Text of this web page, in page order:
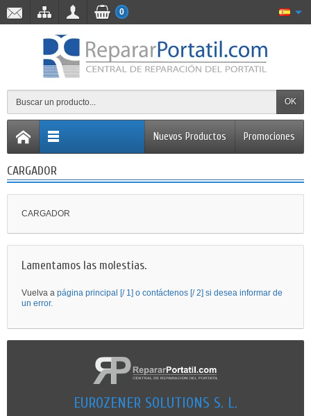
OK
0
Promociones
Nuevos Productos
CARGADOR
CARGADOR
Lamentamos las molestias.
Vuelva a página principal [/ 1] o contáctenos [/ 2] si desea informar de
un error.
EUROZENER SOLUTIONS S. L.